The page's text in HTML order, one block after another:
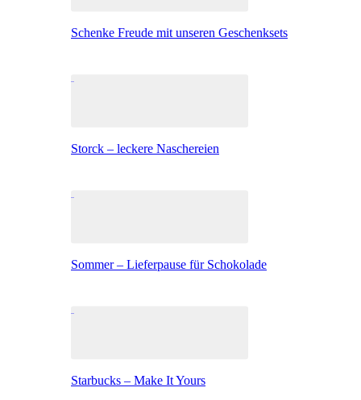
Schenke Freude mit unseren Geschenksets
Storck – leckere Naschereien
Sommer – Lieferpause für Schokolade
Starbucks – Make It Yours